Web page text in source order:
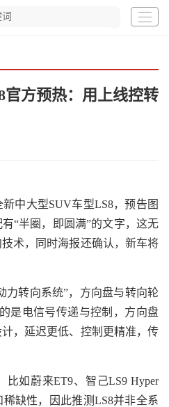
官方预热：用上线控转
大型SUV车型LS8，预告图
“半圈，即圆满”的文字，这无
术，同时海报还确认，新车将
转向系统”，方向盘与转向轮
是电信号传递与控制，方向盘
，延迟更低、控制更精准，传
如蔚来ET9、智己LS9 Hyper
缺性，因此推测LS8并非全系